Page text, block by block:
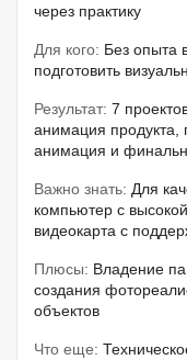
через практику
Для кого: Без опыта
подготовить
Результат: 7
анимация
анимация и
Важно знать: Для
компьютер с
видеокарта с
Плюсы: Владение
создания
объектов
Что еще: